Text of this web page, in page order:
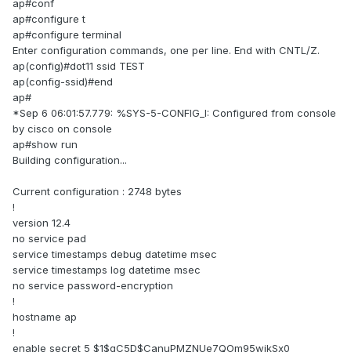
ap#conf
ap#configure t
ap#configure terminal
Enter configuration commands, one per line. End with CNTL/Z.
ap(config)#dot11 ssid TEST
ap(config-ssid)#end
ap#
*Sep 6 06:01:57.779: %SYS-5-CONFIG_I: Configured from console
by cisco on console
ap#show run
Building configuration...
Current configuration : 2748 bytes
!
version 12.4
no service pad
service timestamps debug datetime msec
service timestamps log datetime msec
no service password-encryption
!
hostname ap
!
enable secret 5 $1$qC5D$CanuPMZNUe7QOm95wikSx0